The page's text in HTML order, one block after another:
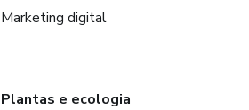
Marketing digital
Plantas e ecologia